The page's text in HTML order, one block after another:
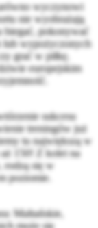
wyczynowi
nie wyobrażają
pokonywać
lub wypożyczonych
grać w piłkę.
europejskim
sukcesu
treningów już
tu największą w
aż 150! Z kolei na
rodzą się w
poziomie.
Maltańskie,